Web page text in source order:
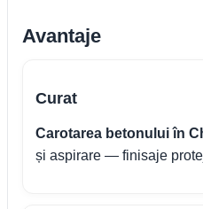
Avantaje
Curat
Carotarea betonului în
și aspirare — finisaje